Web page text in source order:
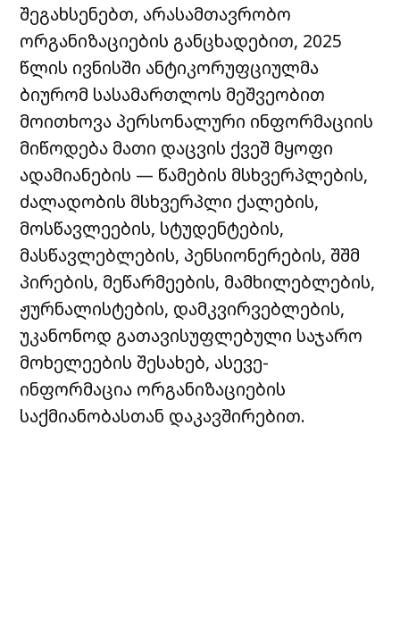
შეგახსენებთ, არასამთავრობო
ორგანიზაციების განცხადებით, 2025
წლის ივნისში ანტიკორუფციულმა
ბიურომ სასამართლოს მეშვეობით
მოითხოვა პერსონალური ინფორმაციის
მიწოდება მათი დაცვის ქვეშ მყოფი
ადამიანების — წამების მსხვერპლების,
ძალადობის მსხვერპლი ქალების,
მოსწავლეების, სტუდენტების,
მასწავლებლების, პენსიონერების, შშმ
პირების, მეწარმეების, მამხილებლების,
ჟურნალისტების, დამკვირვებლების,
უკანონოდ გათავისუფლებული საჯარო
მოხელეების შესახებ, ასევე-
ინფორმაცია ორგანიზაციების
საქმიანობასთან დაკავშირებით.